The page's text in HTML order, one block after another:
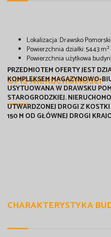
Lokalizacja: Drawsko
Powierzchnia działki: 5443 m²
Powierzchnia użytkowa
OPIS NIERUCHOMOŚCI
PRZEDMIOTEM OFERTY JEST
KOMPLEKSEM MAGAZYNOWO-
USYTUOWANA W DRAWSKU
STAROGRODZKIEJ.
UTWARDZONEJ DROGI Z
150 M OD GŁÓWNEJ DROGI
CHARAKTERYSTYKA